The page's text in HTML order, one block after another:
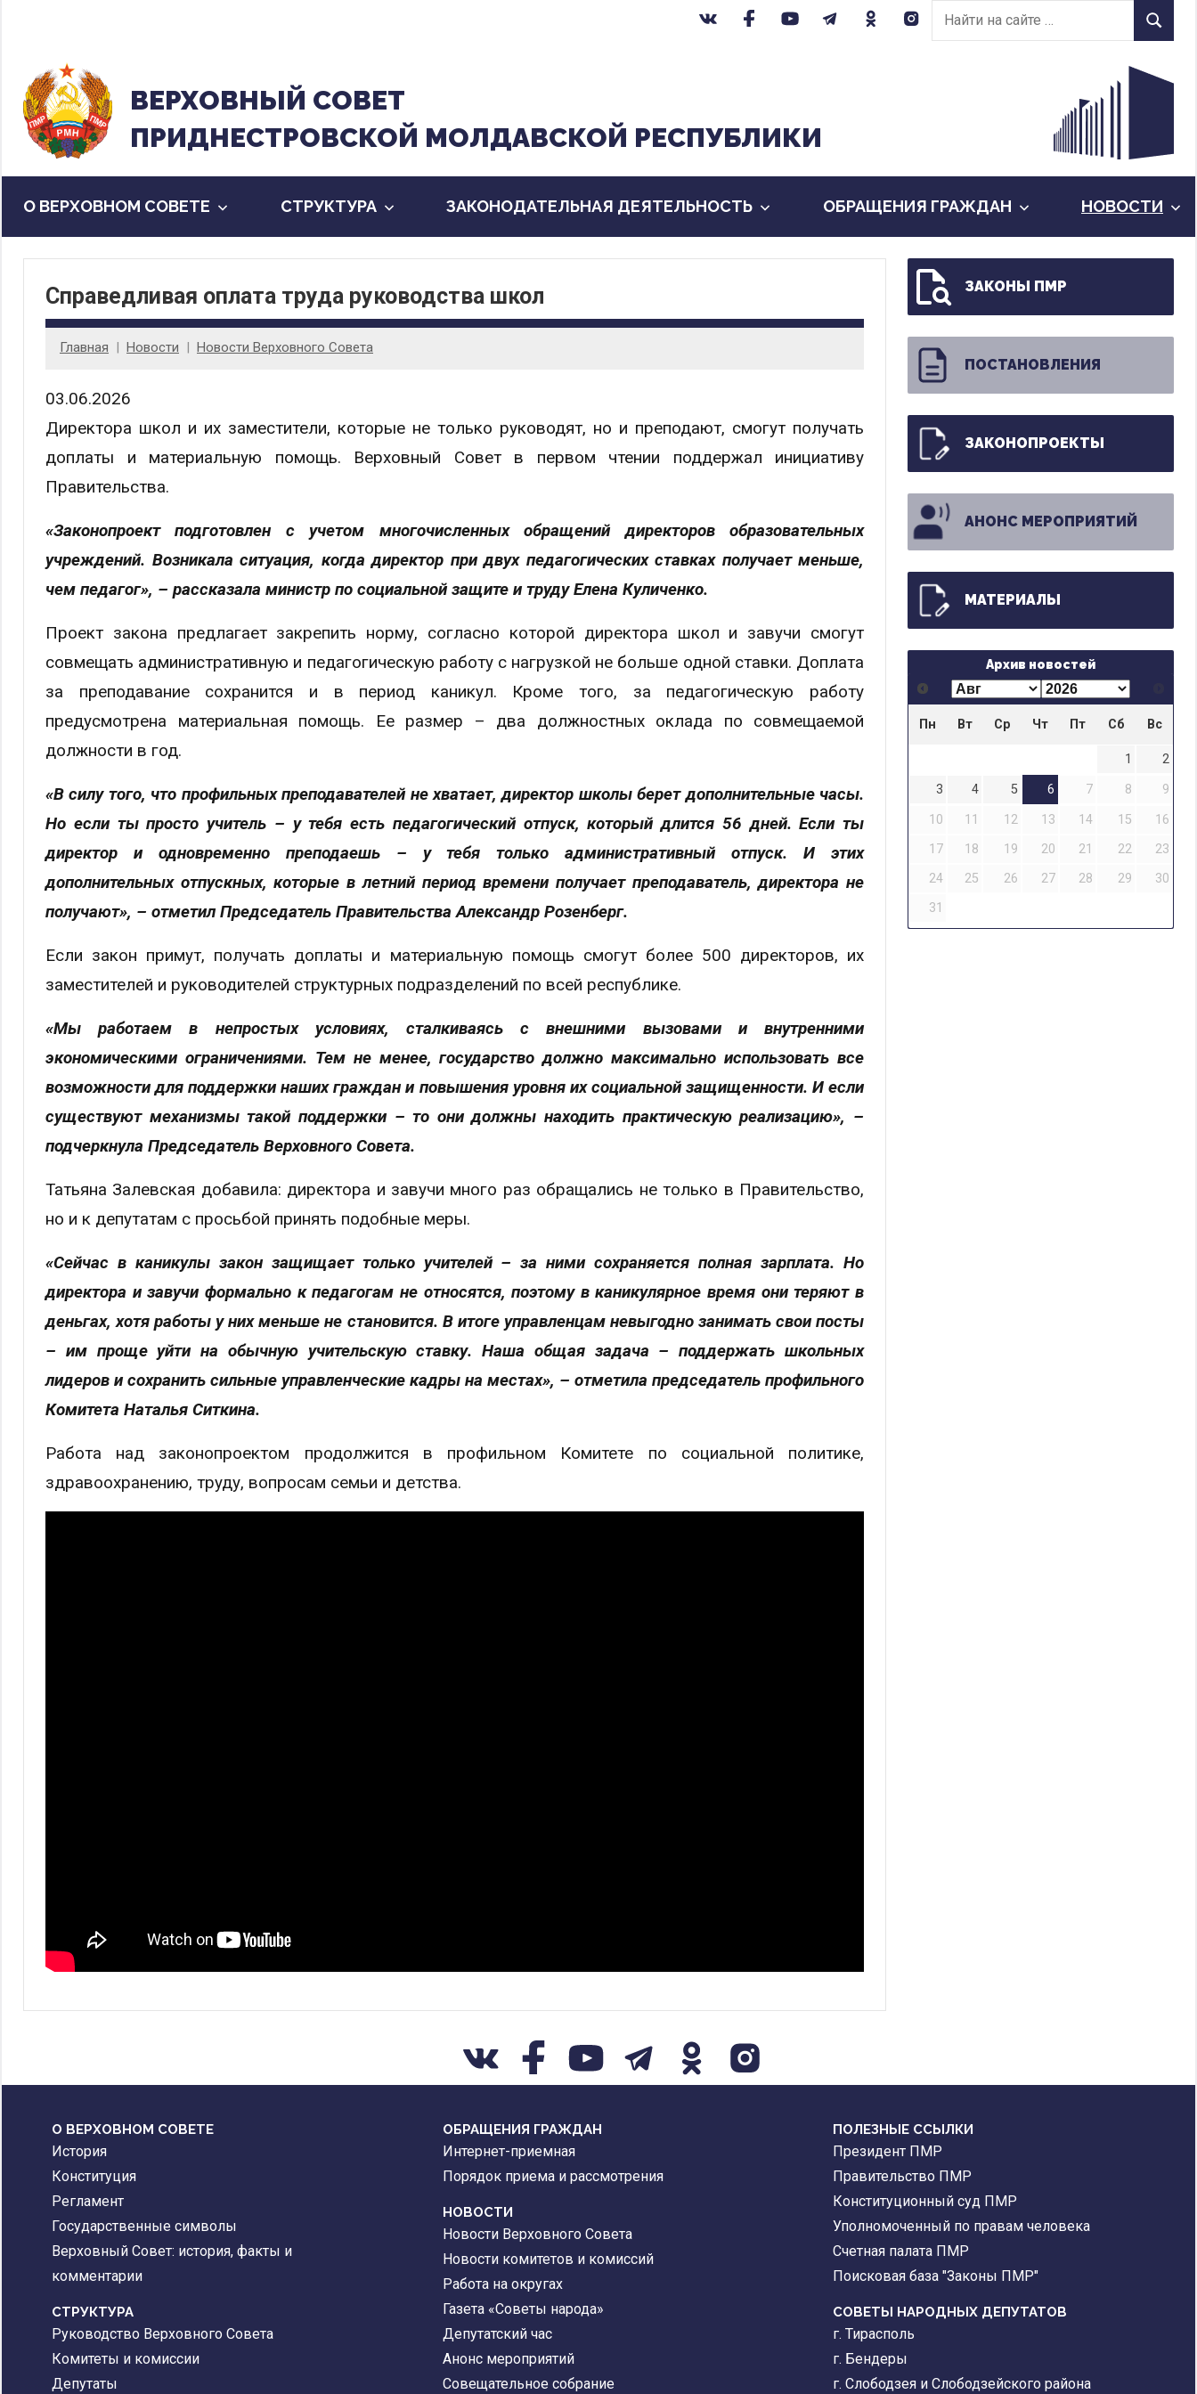
содержанию
Найти
на
Найти
ВЕРХОВНЫЙ CОВЕТ
ПРИДНЕСТРОВСКОЙ МОЛДАВСКОЙ РЕСПУБЛИКИ
О ВЕРХОВНОМ СОВЕТЕ CТРУКТУРА ЗАКОНОДАТЕЛЬНАЯ ДЕЯТЕЛЬНОСТЬ ОБРАЩЕНИЯ ГРАЖДАН НОВОСТИ
Справедливая оплата труда руководства школ
Главная Новости Новости Верховного Совета
03.06.2026
Директора школ и их заместители, которые не только руководят, но и преподают, смогут получать
доплаты и материальную помощь. Верховный Совет в первом чтении поддержал инициативу
Правительства.
«Законопроект подготовлен с учетом многочисленных обращений директоров образовательных
учреждений. Возникала ситуация, когда директор при двух педагогических ставках получает меньше,
чем педагог», – рассказала министр по социальной защите и труду Елена Куличенко.
Проект закона предлагает закрепить норму, согласно которой директора школ и завучи смогут
совмещать административную и педагогическую работу с нагрузкой не больше одной ставки. Доплата
за преподавание сохранится и в период каникул. Кроме того, за педагогическую работу
предусмотрена материальная помощь. Ее размер – два должностных оклада по совмещаемой
должности в год.
«В силу того, что профильных преподавателей не хватает, директор школы берет дополнительные часы.
Но если ты просто учитель – у тебя есть педагогический отпуск, который длится 56 дней. Если ты
директор и одновременно преподаешь – у тебя только административный отпуск. И этих
дополнительных отпускных, которые в летний период времени получает преподаватель, директора не
получают», – отметил Председатель Правительства Александр Розенберг.
Если закон примут, получать доплаты и материальную помощь смогут более 500 директоров, их
заместителей и руководителей структурных подразделений по всей республике.
«Мы работаем в непростых условиях, сталкиваясь с внешними вызовами и внутренними
экономическими ограничениями. Тем не менее, государство должно максимально использовать все
возможности для поддержки наших граждан и повышения уровня их социальной защищенности. И если
существуют механизмы такой поддержки – то они должны находить практическую реализацию», –
подчеркнула Председатель Верховного Совета.
Татьяна Залевская добавила: директора и завучи много раз обращались не только в Правительство,
но и к депутатам с просьбой принять подобные меры.
«​Сейчас в каникулы закон защищает только учителей – за ними сохраняется полная зарплата. Но
директора и завучи формально к педагогам не относятся, поэтому в каникулярное время они теряют в
деньгах, хотя работы у них меньше не становится. В итоге управленцам невыгодно занимать свои посты
– им проще уйти на обычную учительскую ставку. Наша общая задача – поддержать школьных
лидеров и сохранить сильные управленческие кадры на местах», – отметила председатель профильного
Комитета Наталья Ситкина.
Работа над законопроектом продолжится в профильном Комитете по социальной политике,
здравоохранению, труду, вопросам семьи и детства.
ЗАКОНЫ ПМР
ПОСТАНОВЛЕНИЯ
ЗАКОНОПРОЕКТЫ
АНОНС МЕРОПРИЯТИЙ
МАТЕРИАЛЫ
Архив новостей
Пн Вт Ср Чт Пт Сб Вс
1
2
3
4 5 6 7 8
9
10
11 12 13 14 15
16
17
18 19 20 21 22
23
24
25 26 27 28 29
30
31
О ВЕРХОВНОМ СОВЕТЕ
История
Конституция
Регламент
Государственные символы
Верховный Совет: история, факты и
комментарии
CТРУКТУРА
Руководство Верховного Совета
Комитеты и комиссии
Депутаты
ОБРАЩЕНИЯ ГРАЖДАН
Интернет-приемная
Порядок приема и рассмотрения
НОВОСТИ
Новости Верховного Совета
Новости комитетов и комиссий
Работа на округах
Газета «Советы народа»
Депутатский час
Анонс мероприятий
Совещательное собрание
ПОЛЕЗНЫЕ ССЫЛКИ
Президент ПМР
Правительство ПМР
Конституционный суд ПМР
Уполномоченный по правам человека
Счетная палата ПМР
Поисковая база "Законы ПМР"
СОВЕТЫ НАРОДНЫХ ДЕПУТАТОВ
г. Тирасполь
г. Бендеры
г. Слободзея и Слободзейского района